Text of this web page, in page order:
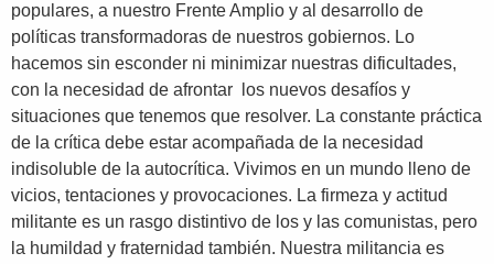
populares, a nuestro Frente Amplio y al desarrollo de
políticas transformadoras de nuestros gobiernos. Lo
hacemos sin esconder ni minimizar nuestras dificultades,
con la necesidad de afrontar los nuevos desafíos y
situaciones que tenemos que resolver. La constante práctica
de la crítica debe estar acompañada de la necesidad
indisoluble de la autocrítica. Vivimos en un mundo lleno de
vicios, tentaciones y provocaciones. La firmeza y actitud
militante es un rasgo distintivo de los y las comunistas, pero
la humildad y fraternidad también. Nuestra militancia es